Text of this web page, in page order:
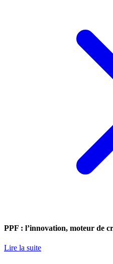
PPF : l’innovation, moteur de
Lire la suite